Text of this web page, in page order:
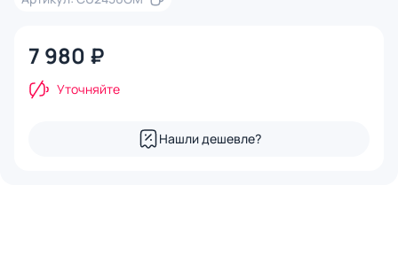
7 980 ₽
Уточняйте
Нашли дешевле?